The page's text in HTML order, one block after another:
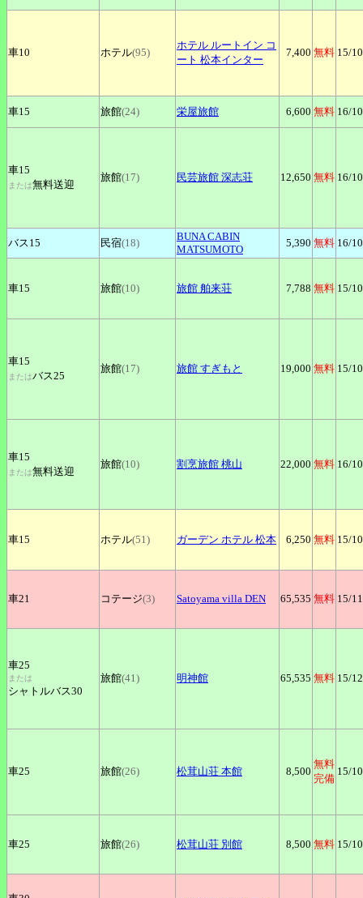
車10 ホテル(95)
ホテル ルートイン コ
ート 松本インター
7,400 無料 15/10
車15 旅館(24) 栄屋旅館 6,600 無料 16/10
車15
または無料送迎
旅館(17) 民芸旅館 深志荘 12,650 無料 16/10
バス15 民宿(18)
BUNACABIN
MATSUMOTO
5,390 無料 16/10
車15 旅館(10) 旅館 舶来荘 7,788 無料 15/10
車15
またはバス25
旅館(17) 旅館 すぎもと 19,000 無料 15/10
車15
または無料送迎
旅館(10) 割烹旅館 桃山 22,000 無料 16/10
車15 ホテル(51) ガーデン ホテル 松本 6,250 無料 15/10
車21 コテージ(3) Satoyama villa DEN 65,535 無料 15/11
車25
または
シャトルバス30
旅館(41) 明神館 65,535 無料 15/12
車25 旅館(26) 松茸山荘 本館 8,500
無料
完備
15/10
車25 旅館(26) 松茸山荘 別館 8,500 無料 15/10